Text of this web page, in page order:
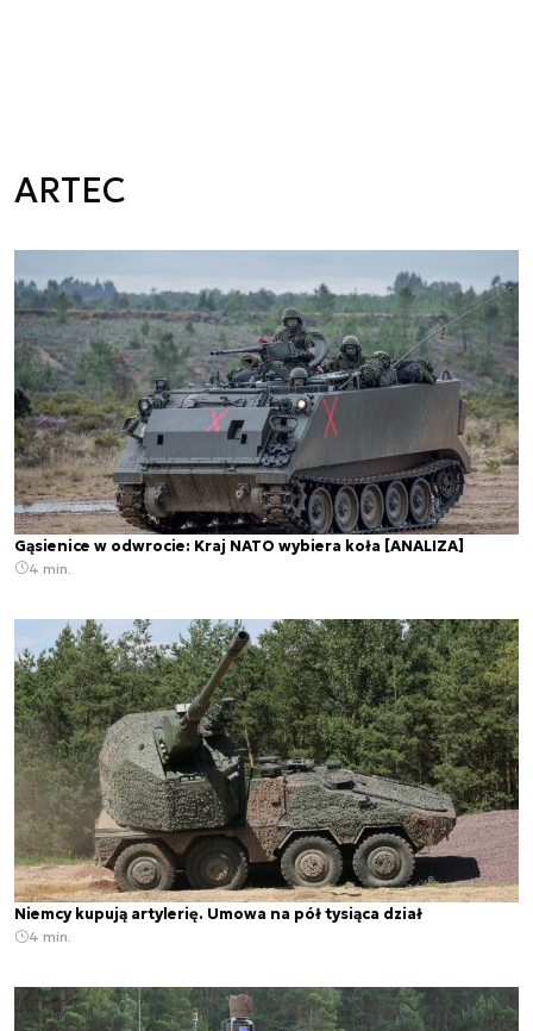
ARTEC
Gąsienice w odwrocie: Kraj NATO wybiera koła [ANALIZA]
4 min.
Niemcy kupują artylerię. Umowa na pół tysiąca dział
4 min.